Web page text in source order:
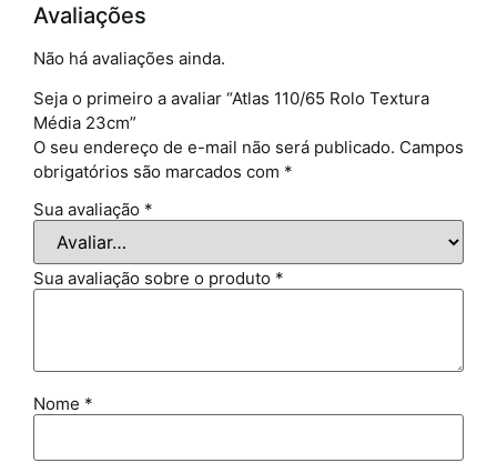
Avaliações
Não há avaliações ainda.
Seja o primeiro a avaliar “Atlas 110/65 Rolo Textura
Média 23cm”
O seu endereço de e-mail não será publicado. Campos
obrigatórios são marcados com *
Sua avaliação *
Sua avaliação sobre o produto *
Nome *